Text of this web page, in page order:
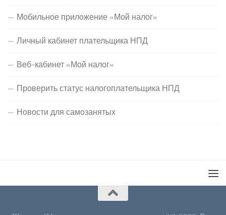
Мобильное приложение «Мой налог»
Личный кабинет плательщика НПД
Веб-кабинет «Мой налог»
Проверить статус налогоплательщика НПД
Новости для самозанятых